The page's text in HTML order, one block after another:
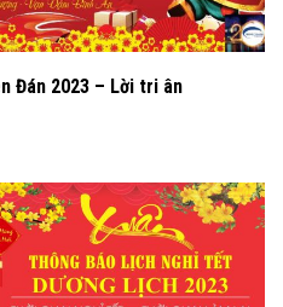
Đán 2023 – Lời tri ân